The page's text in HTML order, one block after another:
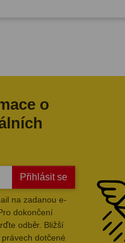
o
Přihlásit se
na zadanou e-
dokončení
odběr. Bližší
dotčené